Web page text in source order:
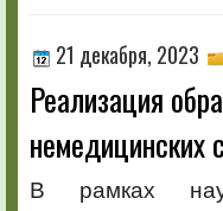
21 декабря, 2023
Реализация
немедицинских
В рамках